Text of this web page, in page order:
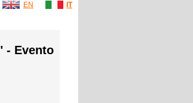
IT
EN
- Evento